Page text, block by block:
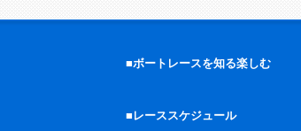
■ボートレースを知る楽しむ
■レーススケジュール